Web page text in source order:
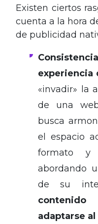
Existen ciertos
cuenta a la hora
de publicidad
experiencia
«invadir» la
de una
busca
el espacio
formato y
abordando
de su
adaptarse